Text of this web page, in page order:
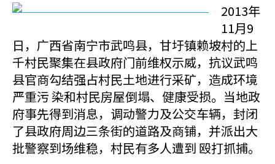
2013年
11月9
日，广西省南宁市武鸣县，甘圩镇赖坡村的上
千村民聚集在县政府门前维权示威，抗议武鸣
县官商勾结强占村民土地进行采矿，造成环境
严重污 染和村民房屋倒塌、健康受损。当地政
府事先得到消息，调动警力及公交车辆，封闭
了县政府周边三条街的道路及商铺，并派出大
批警察到场维稳，村民有多人遭到 殴打抓捕。